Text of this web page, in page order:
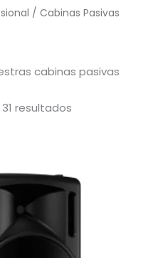
/ Cabinas Pasivas
cabinas pasivas
resultados